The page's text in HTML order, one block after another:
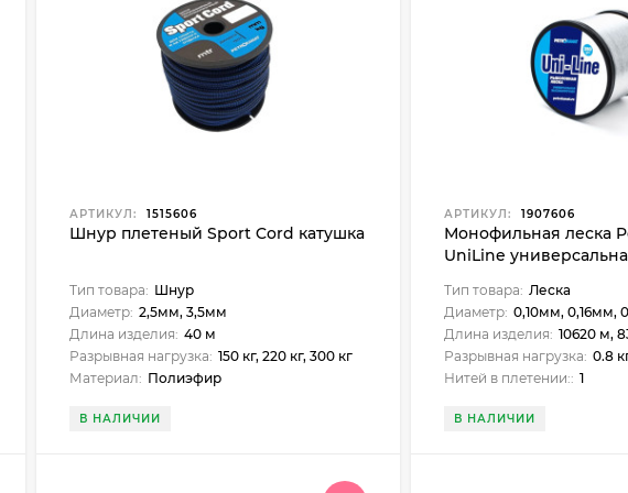
АРТИКУЛ: 1515606
Шнур плетеный Sport Cord катушка
Тип товара: Шнур
Диаметр: 2,5мм, 3,5мм
Длина изделия: 40 м
Разрывная нагрузка: 150 кг, 220 кг, 300 кг
Материал: Полиэфир
В НАЛИЧИИ
АРТИКУЛ: 1907606
Монофильная леска
UniLine
Тип товара: Леска
Диаметр: 0,10мм, 0,16мм, 0,18мм, 0,20мм, 0,22мм,
Длина изделия: 10620 м, 8395 м,
Разрывная нагрузка: 0.8 кг, 1.5 кг, 1.91 кг, 2.4 кг, 3.6 кг,
Нитей в плетении:: 1
В НАЛИЧИИ